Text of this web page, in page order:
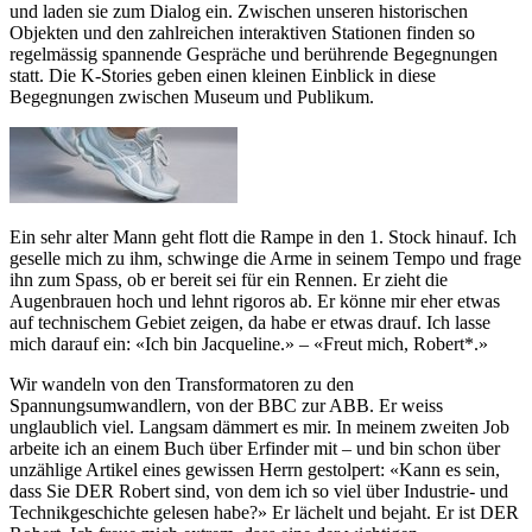
und laden sie zum Dialog ein. Zwischen unseren historischen
Objekten und den zahlreichen interaktiven Stationen finden so
regelmässig spannende Gespräche und berührende Begegnungen
statt. Die K-Stories geben einen kleinen Einblick in diese
Begegnungen zwischen Museum und Publikum.
Ein sehr alter Mann geht flott die Rampe in den 1. Stock hinauf. Ich
geselle mich zu ihm, schwinge die Arme in seinem Tempo und frage
ihn zum Spass, ob er bereit sei für ein Rennen. Er zieht die
Augenbrauen hoch und lehnt rigoros ab. Er könne mir eher etwas
auf technischem Gebiet zeigen, da habe er etwas drauf. Ich lasse
mich darauf ein: «Ich bin Jacqueline.» ­­– «Freut mich, Robert*.»
Wir wandeln von den Transformatoren zu den
Spannungsumwandlern, von der BBC zur ABB. Er weiss
unglaublich viel. Langsam dämmert es mir. In meinem zweiten Job
arbeite ich an einem Buch über Erfinder mit – und bin schon über
unzählige Artikel eines gewissen Herrn gestolpert: «Kann es sein,
dass Sie DER Robert sind, von dem ich so viel über Industrie- und
Technikgeschichte gelesen habe?» Er lächelt und bejaht. Er ist DER